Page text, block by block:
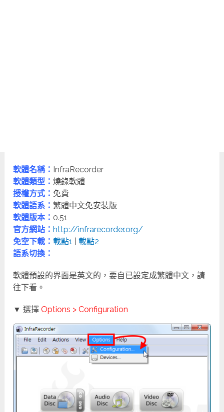
軟體名稱： InfraRecorder
軟體類型：燒錄軟體
授權方式： 免費
軟體語系：繁體中文免安裝版
軟體版本： 0.51
官方網站：http://infrarecorder.org/
免空下載：載點1 |載點2
語系切換：
軟體預設的界面是英文的，要自已設定成繁體中文，請
往下看。
▼ 選擇Options > Configuration